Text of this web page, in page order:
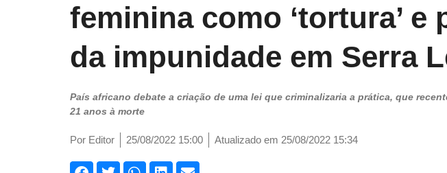
feminina como ‘tortura’ e
da impunidade em Serra
País africano debate a criação de uma lei que criminalizaria a prática, que
21 anos à morte
Por Editor 25/08/2022 15:00 Atualizado em 25/08/2022 15:34